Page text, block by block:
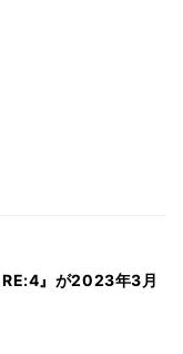
RE:4』が2023年3月